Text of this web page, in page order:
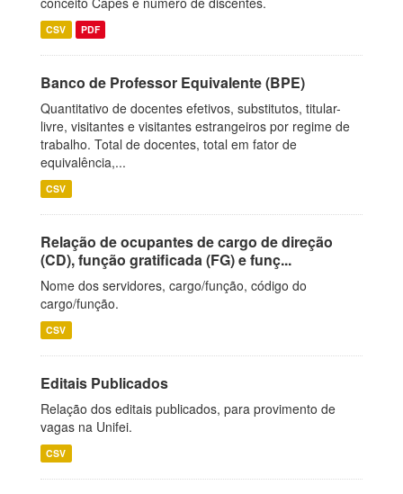
CSV PDF
Banco de Professor Equivalente (BPE)
Quantitativo de docentes efetivos, substitutos, titular-
livre, visitantes e visitantes estrangeiros por regime de
trabalho. Total de docentes, total em fator de
equivalência,...
CSV
Relação de ocupantes de cargo de direção
(CD), função gratificada (FG) e funç...
Nome dos servidores, cargo/função, código do
cargo/função.
CSV
Editais Publicados
Relação dos editais publicados, para provimento de
vagas na Unifei.
CSV